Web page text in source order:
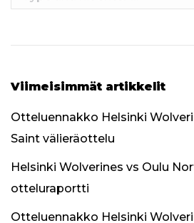
Viimeisimmät artikkelit
Otteluennakko Helsinki
Saint välieräottelu
Helsinki Wolverines vs Oulu
otteluraportti
Otteluennakko Helsinki